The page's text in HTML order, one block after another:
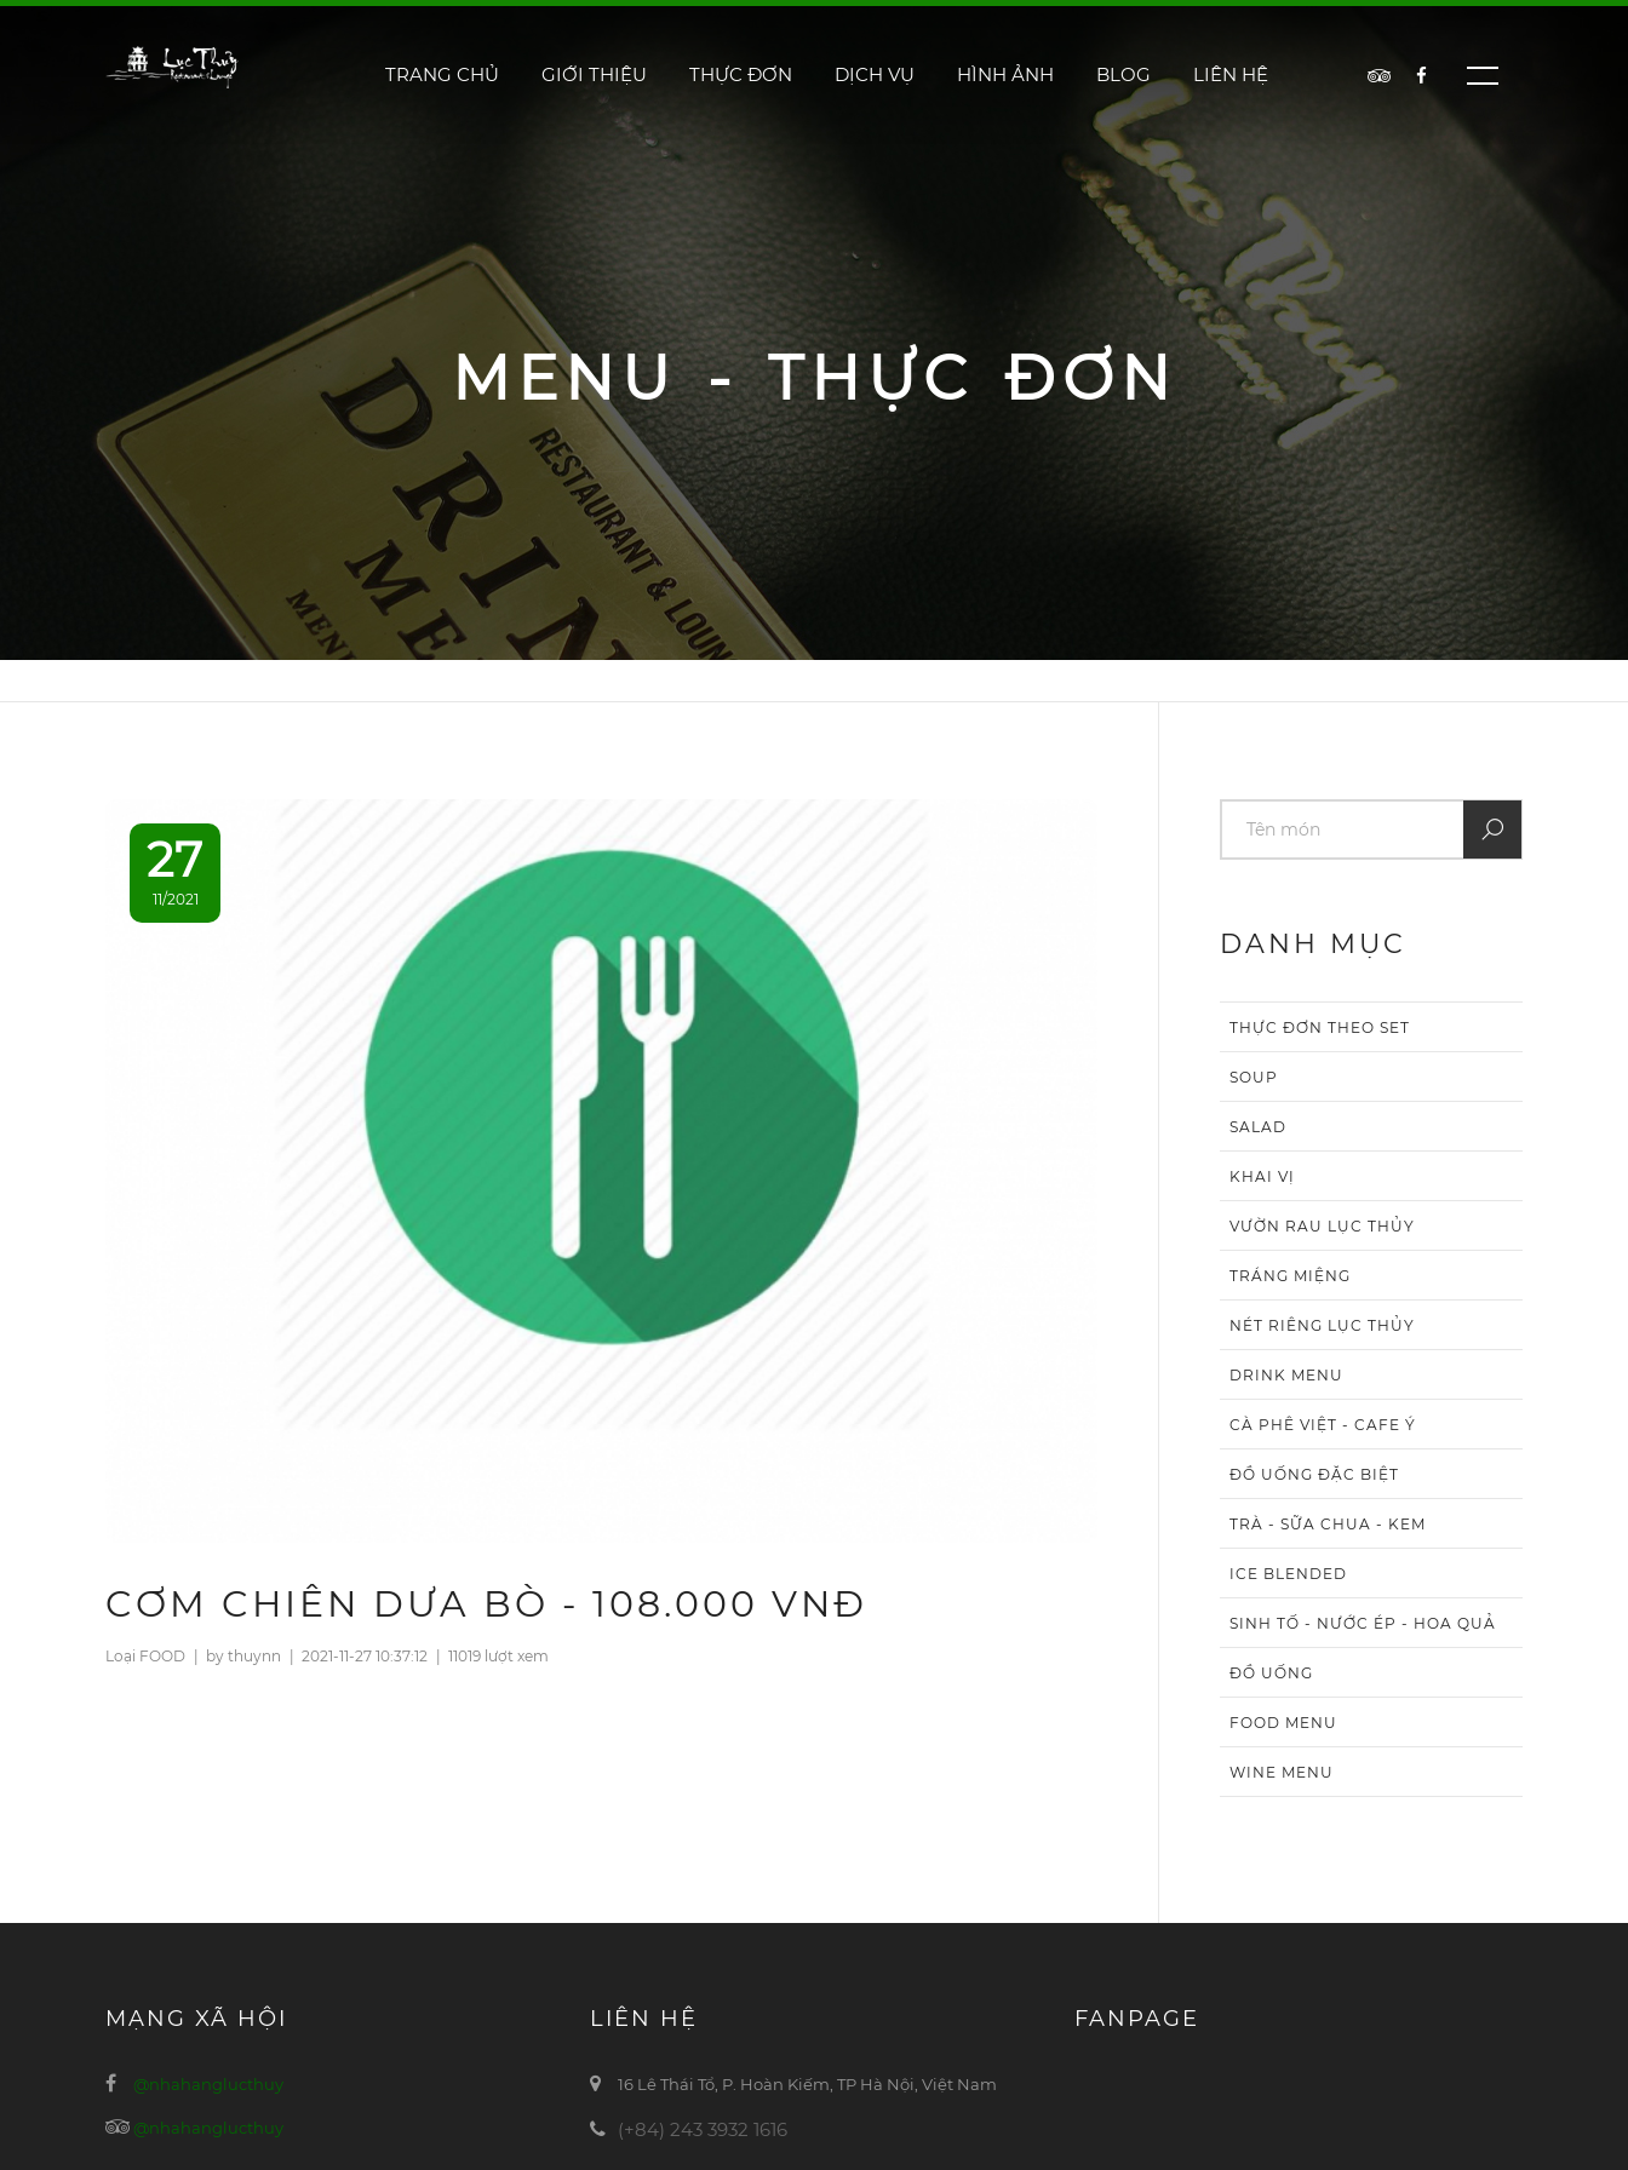
TRANG CHỦ GIỚI THIỆU THỰC ĐƠN DỊCH VỤ HÌNH ẢNH BLOG LIÊN HỆ
MENU - THỰC ĐƠN
27
11/2021
CƠM CHIÊN DƯA BÒ - 108.000 VNĐ
Loại FOOD by thuynn 2021-11-27 10:37:12 11019 lượt xem
DANH MỤC
THỰC ĐƠN THEO SET
SOUP
SALAD
KHAI VỊ
VƯỜN RAU LỤC THỦY
TRÁNG MIỆNG
NÉT RIÊNG LỤC THỦY
DRINK MENU
CÀ PHÊ VIỆT - CAFE Ý
ĐỒ UỐNG ĐẶC BIỆT
TRÀ - SỮA CHUA - KEM
ICE BLENDED
SINH TỐ - NƯỚC ÉP - HOA QUẢ
ĐỒ UỐNG
FOOD MENU
WINE MENU
MẠNG XÃ HỘI
@nhahanglucthuy
@nhahanglucthuy
LIÊN HỆ
16 Lê Thái Tổ, P. Hoàn Kiếm, TP Hà Nội, Việt Nam
(+84) 243 3932 1616
FANPAGE